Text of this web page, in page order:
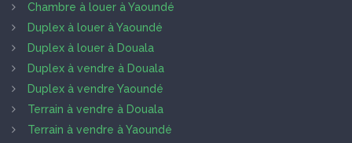
Chambre à louer à Yaoundé
Duplex à louer à Yaoundé
Duplex à louer à Douala
Duplex à vendre à Douala
Duplex à vendre Yaoundé
Terrain à vendre à Douala
Terrain à vendre à Yaoundé